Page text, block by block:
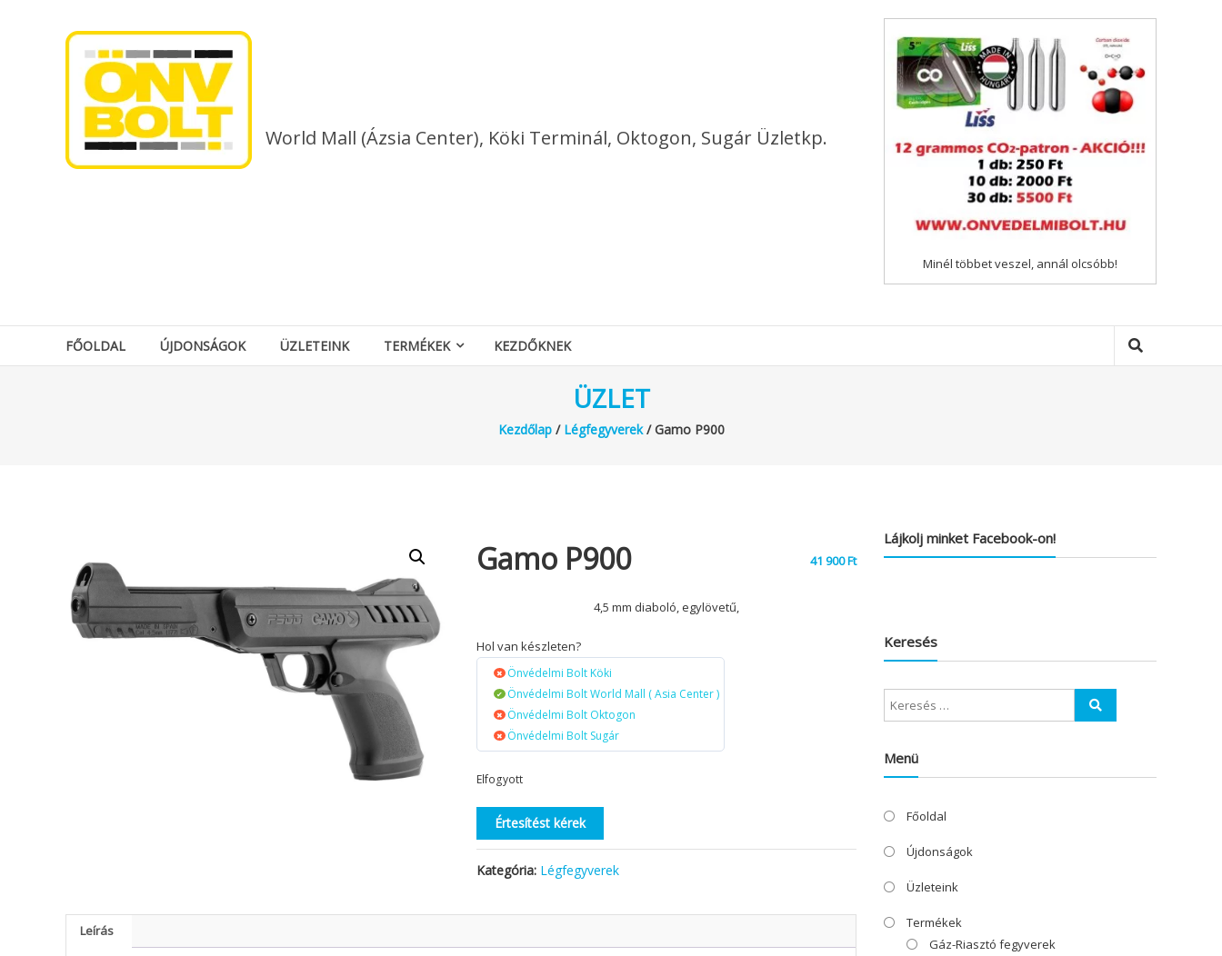
World Mall (Ázsia Center), Köki Terminál, Oktogon, Sugár Üzletkp.
Minél többet veszel, annál olcsóbb!
FŐOLDAL ÚJDONSÁGOK ÜZLETEINK TERMÉKEK KEZDŐKNEK
ÜZLET
Kezdőlap/ Légfegyverek/ Gamo P900
Gamo P900 41 900Ft
4,5 mm diaboló, egylövetű,
Hol van készleten?
Önvédelmi Bolt Köki
Önvédelmi Bolt World Mall ( Asia Center )
Önvédelmi Bolt Oktogon
Önvédelmi Bolt Sugár
Elfogyott
Értesítést kérek
Kategória: Légfegyverek
Leírás
Lájkolj minket Facebook-on!
Keresés
Menü
Főoldal
Újdonságok
Üzleteink
Termékek
Gáz-Riasztó fegyverek